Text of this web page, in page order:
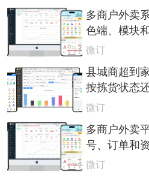
多商户外卖
色端、模块
微订
县城商超到
按拣货状态
微订
多商户外卖
号、订单和
微订